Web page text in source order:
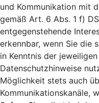
und Kommunikation mit
gemäß Art. 6 Abs. 1 f)
entgegenstehende
erkennbar, wenn Sie die
in Kenntnis der
Datenschutzhinweise
Möglichkeit stets auch
Kommunikationskanäle,